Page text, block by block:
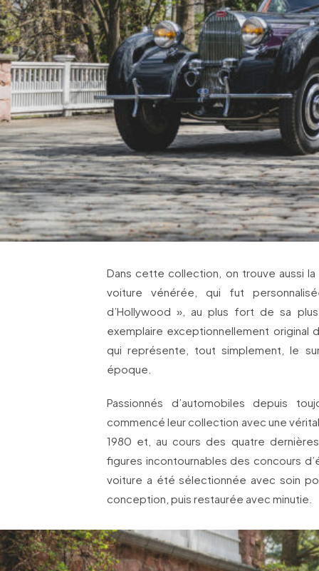
Dans cette collection, on trouve aussi
voiture vénérée, qui fut
d’Hollywood », au plus fort de sa
exemplaire exceptionnellement original
qui représente, tout simplement, le
époque.
Passionnés d’automobiles depuis
commencé leur collection avec une
1980 et, au cours des quatre
figures incontournables des concours
voiture a été sélectionnée avec soin
conception, puis restaurée avec minutie.